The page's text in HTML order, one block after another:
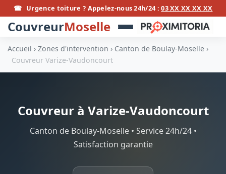
☎ Urgence toiture ? Appelez-nous 24h/24 :03 XX XX XX XX
CouvreurMoselle
Accueil › Zones d'intervention › Canton de Boulay-Moselle ›
Couvreur Varize-Vaudoncourt
Couvreur à Varize-Vaudoncourt
Canton de Boulay-Moselle • Service 24h/24 •
Satisfaction garantie